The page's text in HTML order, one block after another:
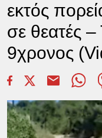
εκτός
σε θεατές –
9χρονος